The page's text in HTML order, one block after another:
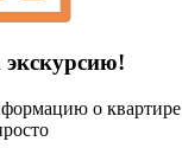
о квартире